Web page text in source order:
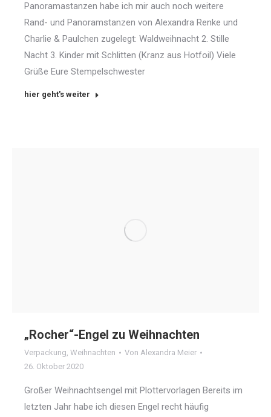
Panoramastanzen habe ich mir auch noch weitere
Rand- und Panoramstanzen von Alexandra Renke und
Charlie & Paulchen zugelegt: Waldweihnacht 2. Stille
Nacht 3. Kinder mit Schlitten (Kranz aus Hotfoil) Viele
Grüße Eure Stempelschwester
hier geht's weiter
„Rocher“-Engel zu Weihnachten
Verpackung, Weihnachten Von Alexandra Meier
26. Oktober 2020
Großer Weihnachtsengel mit Plottervorlagen Bereits im
letzten Jahr habe ich diesen Engel recht häufig